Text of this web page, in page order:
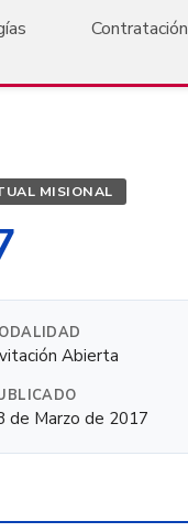
Contratación
MISIONAL
Abierta
de Marzo de 2017